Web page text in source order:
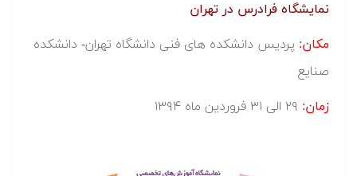
نمایشگاه فرادرس در تهران
مکان: پردیس دانشکده های فنی دانشگاه تهران- دانشکده
صنایع
زمان: